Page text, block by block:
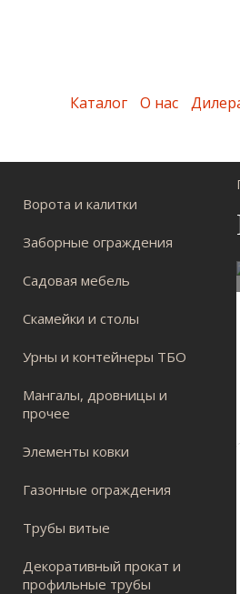
Каталог О нас
Ворота и калитки
Заборные ограждения
Садовая мебель
Скамейки и столы
Урны и контейнеры ТБО
Мангалы, дровницы и
прочее
Элементы ковки
Газонные ограждения
Трубы витые
Декоративный прокат и
профильные трубы